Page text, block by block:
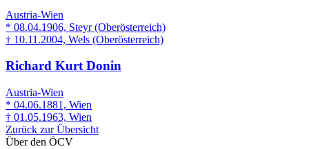
Austria-Wien
* 08.04.1906, Steyr (Oberösterreich)
† 10.11.2004, Wels (Oberösterreich)
Richard Kurt Donin
Austria-Wien
* 04.06.1881, Wien
† 01.05.1963, Wien
Zurück zur Übersicht
Über den ÖCV